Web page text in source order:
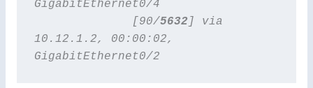
GigabitEthernet0/4
              [90/
5632 ] via
10.12.1.2, 00:00:02,
GigabitEthernet0/2